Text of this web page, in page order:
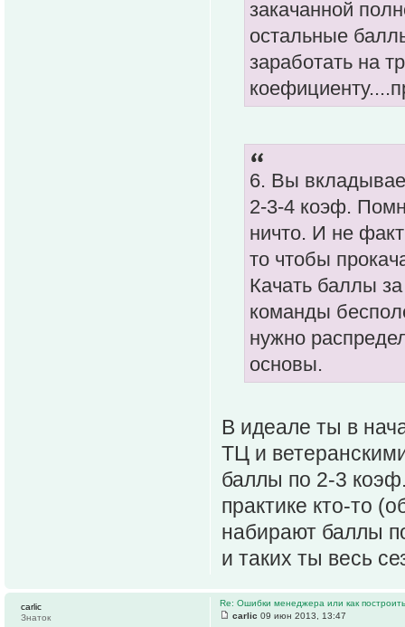
закачанной
остальные
заработать на
6. Вы
2-3-4 коэф.
ничто. И не
то чтобы
Качать баллы
команды
нужно
основы.
В идеале ты в
ТЦ и
баллы по 2-3
практике кто-то
набирают баллы
и таких ты весь
Re: Ошибки менеджера или как построить
carlic 09 июн 2013, 13:47
carlic
Знаток